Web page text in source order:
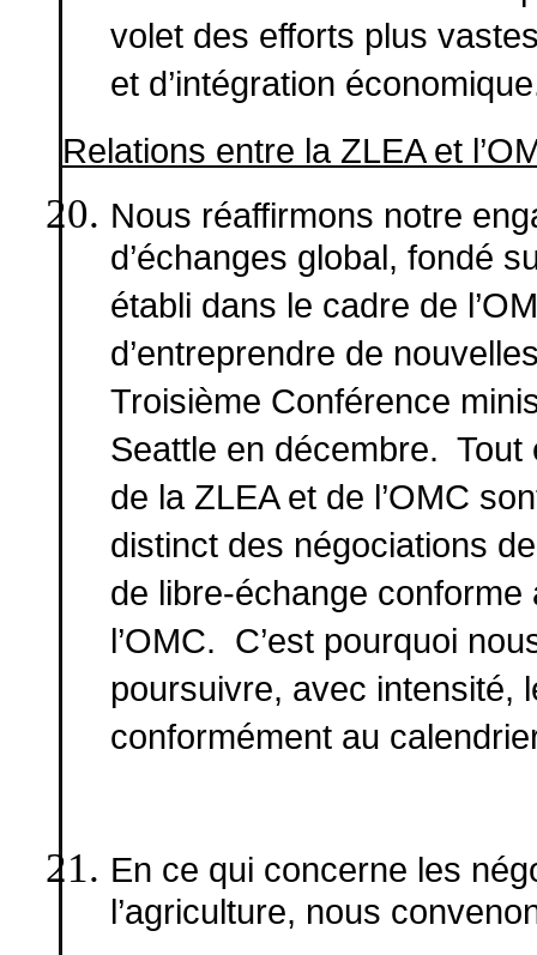
volet des efforts plus
et d’intégration
Relations entre la ZLEA et
Nous réaffirmons notre
d’échanges global, fondé
établi dans le cadre de
d’entreprendre de
Troisième Conférence
Seattle en décembre.
de la ZLEA et de l’OMC
distinct des négociations
de libre-échange
l’OMC. C’est pourquoi
poursuivre, avec intensité,
conformément au
En ce qui concerne les
l’agriculture, nous